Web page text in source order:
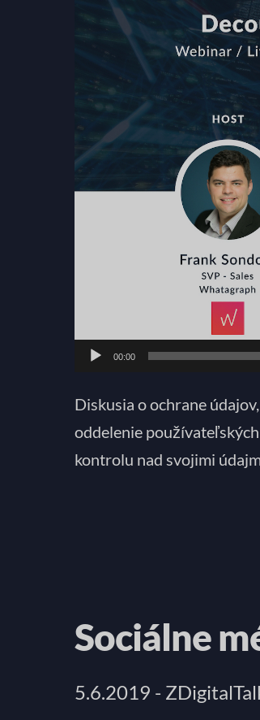
prehrávač
00:00
Diskusia o ochrane
oddelenie
kontrolu nad svojimi
Sociálne
5.6.2019 -